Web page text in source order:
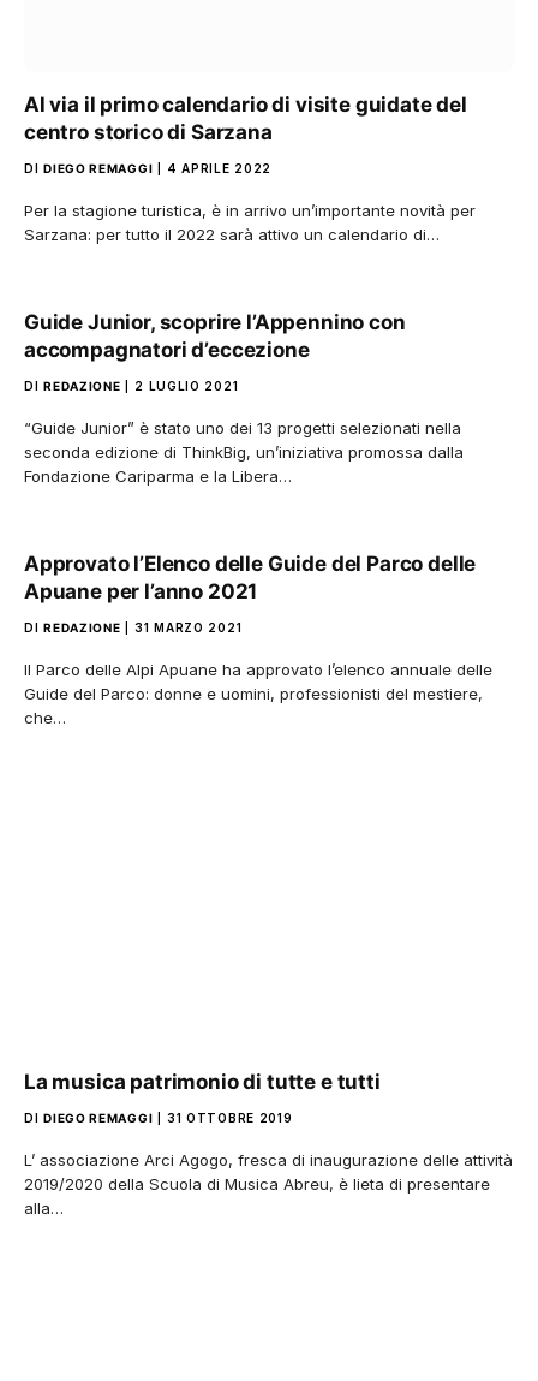
Al via il primo calendario di visite guidate del
centro storico di Sarzana
DI DIEGO REMAGGI 4 APRILE 2022
Per la stagione turistica, è in arrivo un’importante novità per
Sarzana: per tutto il 2022 sarà attivo un calendario di…
Guide Junior, scoprire l’Appennino con
accompagnatori d’eccezione
DI REDAZIONE 2 LUGLIO 2021
“Guide Junior” è stato uno dei 13 progetti selezionati nella
seconda edizione di ThinkBig, un’iniziativa promossa dalla
Fondazione Cariparma e la Libera…
Approvato l’Elenco delle Guide del Parco delle
Apuane per l’anno 2021
DI REDAZIONE 31 MARZO 2021
Il Parco delle Alpi Apuane ha approvato l’elenco annuale delle
Guide del Parco: donne e uomini, professionisti del mestiere,
che…
La musica patrimonio di tutte e tutti
DI DIEGO REMAGGI 31 OTTOBRE 2019
L’ associazione Arci Agogo, fresca di inaugurazione delle attività
2019/2020 della Scuola di Musica Abreu, è lieta di presentare
alla…